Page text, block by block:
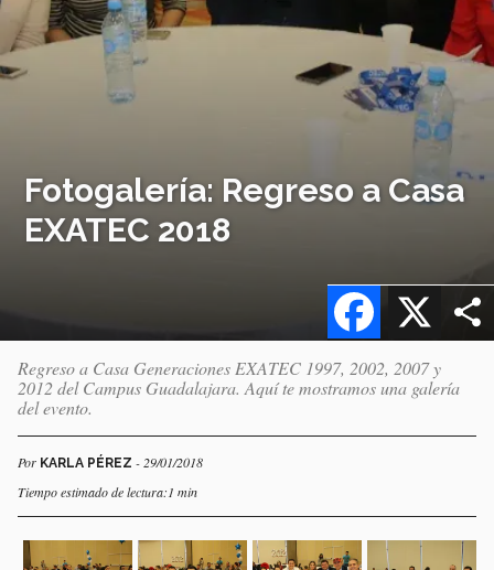
Fotogalería: Regreso a Casa
EXATEC 2018
X
Facebook
Regreso a Casa Generaciones EXATEC 1997, 2002, 2007 y
2012 del Campus Guadalajara. Aquí te mostramos una galería
del evento.
Por KARLA PÉREZ - 29/01/2018
Tiempo estimado de lectura:1 min